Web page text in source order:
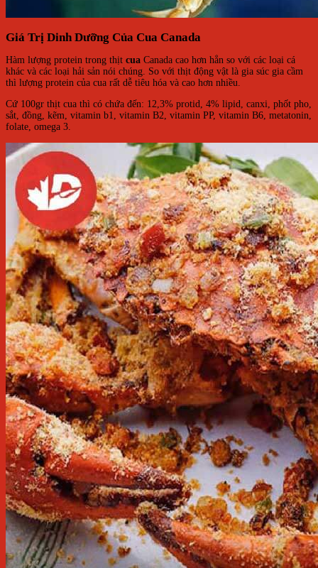
Giá Trị Dinh Dưỡng Của Cua Canada
Hàm lượng protein trong thịt cua Canada cao hơn hẳn so với các loại cá
khác và các loại hải sản nói chúng. So với thịt động vật là gia súc gia cầm
thì lượng protein của cua rất dễ tiêu hóa và cao hơn nhiều.
Cứ 100gr thịt cua thì có chứa đến: 12,3% protid, 4% lipid, canxi, phốt pho,
sắt, đồng, kẽm, vitamin b1, vitamin B2, vitamin PP, vitamin B6, metatonin,
folate, omega 3.